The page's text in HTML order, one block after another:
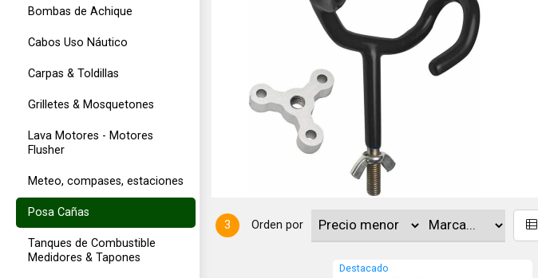
Bombas de Achique
Cabos Uso Náutico
Carpas & Toldillas
Grilletes & Mosquetones
Lava Motores - Motores
Flusher
Meteo, compases, estaciones
Posa Cañas
Tanques de Combustible
Medidores & Tapones
Inflable Kayak, gomones,
3 Orden por
Destacado